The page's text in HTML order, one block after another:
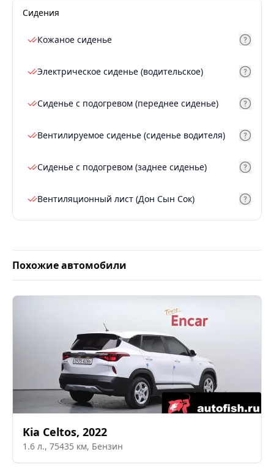
Сидения
Кожаное сиденье
Электрическое сиденье (водительское)
Сиденье с подогревом (переднее сиденье)
Вентилируемое сиденье (сиденье водителя)
Сиденье с подогревом (заднее сиденье)
Вентиляционный лист (Дон Сын Сок)
Похожие автомобили
Kia Celtos, 2022
1.6 л., 75435 км, Бензин